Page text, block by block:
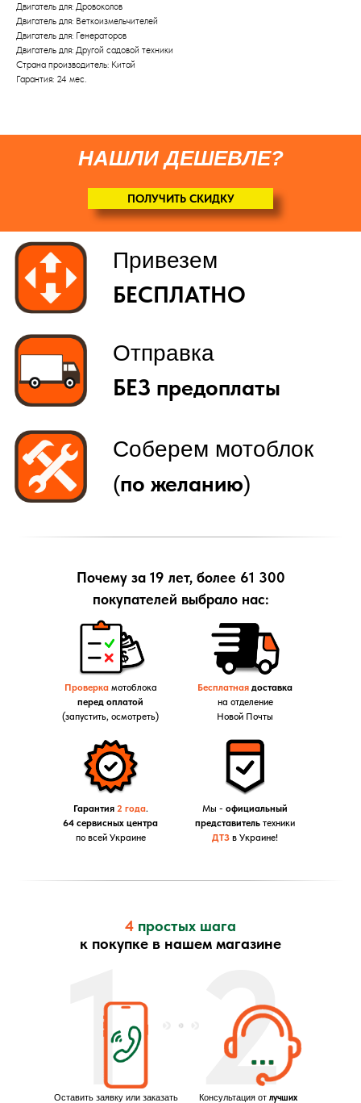
Двигатель для: Дровоколов
Двигатель для: Веткоизмельчителей
Двигатель для: Генераторов
Двигатель для: Другой садовой техники
Страна производитель: Китай
Гарантия: 24 мес.
НАШЛИ ДЕШЕВЛЕ?
ПОЛУЧИТЬ СКИДКУ
Соберем мотоблок
(по желанию
Почему за 19 лет, более 61 300
покупателей выбрало нас:
Проверкамотоблока
перед оплатой
(запустить, осмотреть)
Гарантия 2 года.
64 сервисных центра
по всей Украине
Бесплатная доставка
на отделение
Новой Почты
Мы - официальный
представитель техники
ДТЗ в Украине!
1 2
Оставить заявку или заказать Консультация от лучших
4 простых шага
к покупке в нашем магазине